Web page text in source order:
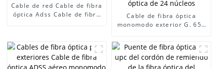
Cable de red Cable de fibra
óptica Adss Cable de fibra
Cable de fibra óptica
monomodo exterior G. 652